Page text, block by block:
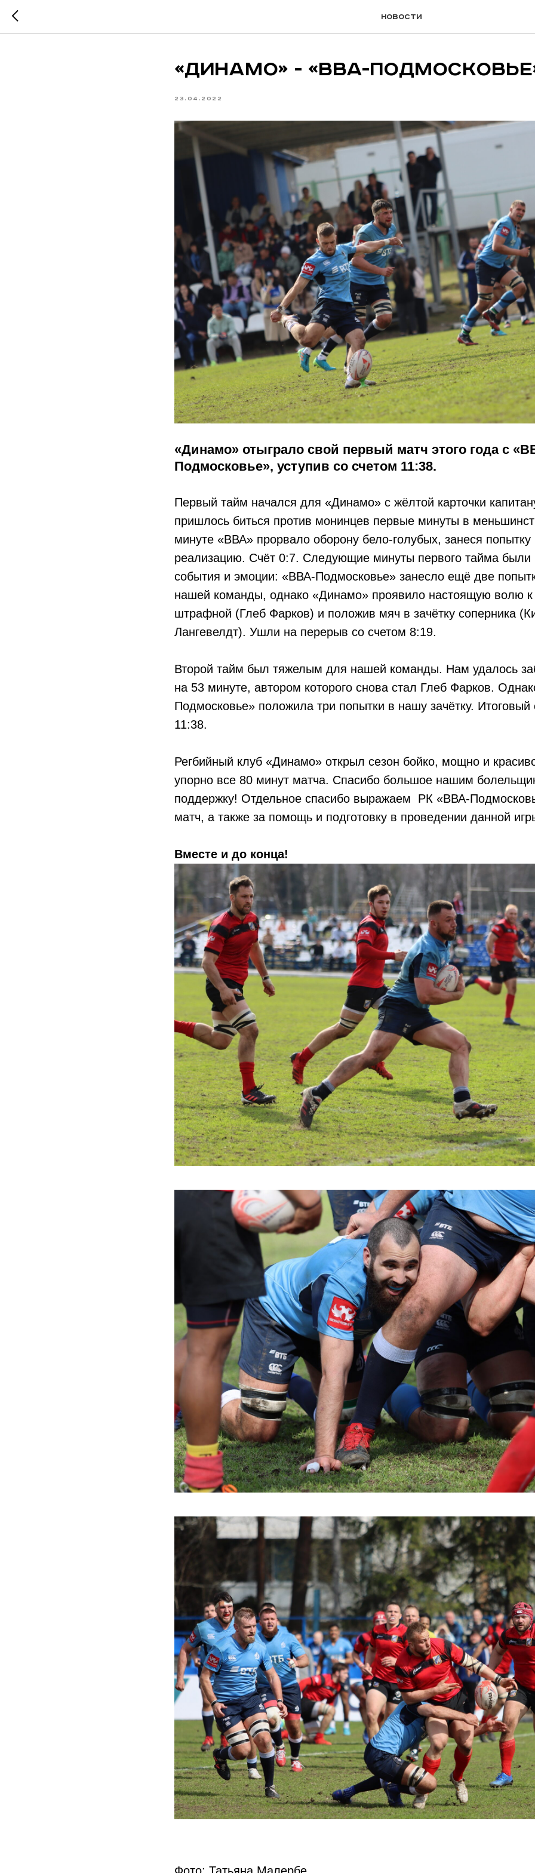
новости
«Динамо» - «ВВА-Подмосковье»
23.04.2022
«Динамо» отыграло свой первый матч этого года с
Подмосковье», уступив со счетом 11:38.
Первый тайм начался для «Динамо» с жёлтой карточки
пришлось биться против монинцев первые минуты в
минуте «ВВА» прорвало оборону бело-голубых, занеся
реализацию. Счёт 0:7. Следующие минуты первого тайма были
события и эмоции: «ВВА-Подмосковье» занесло ещё две
нашей команды, однако «Динамо» проявило настоящую волю к
штрафной (Глеб Фарков) и положив мяч в зачётку соперника
Лангевелдт). Ушли на перерыв со счетом 8:19.
Второй тайм был тяжелым для нашей команды. Нам удалось
на 53 минуте, автором которого снова стал Глеб Фарков.
Подмосковье» положила три попытки в нашу зачётку. Итоговый
11:38.
Регбийный клуб «Динамо» открыл сезон бойко, мощно и
упорно все 80 минут матча. Спасибо большое нашим
поддержку! Отдельное спасибо выражаем РК «ВВА-
матч, а также за помощь и подготовку в проведении данной
Вместе и до конца!